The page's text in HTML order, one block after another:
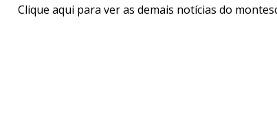
Clique aqui para ver as demais notícias do